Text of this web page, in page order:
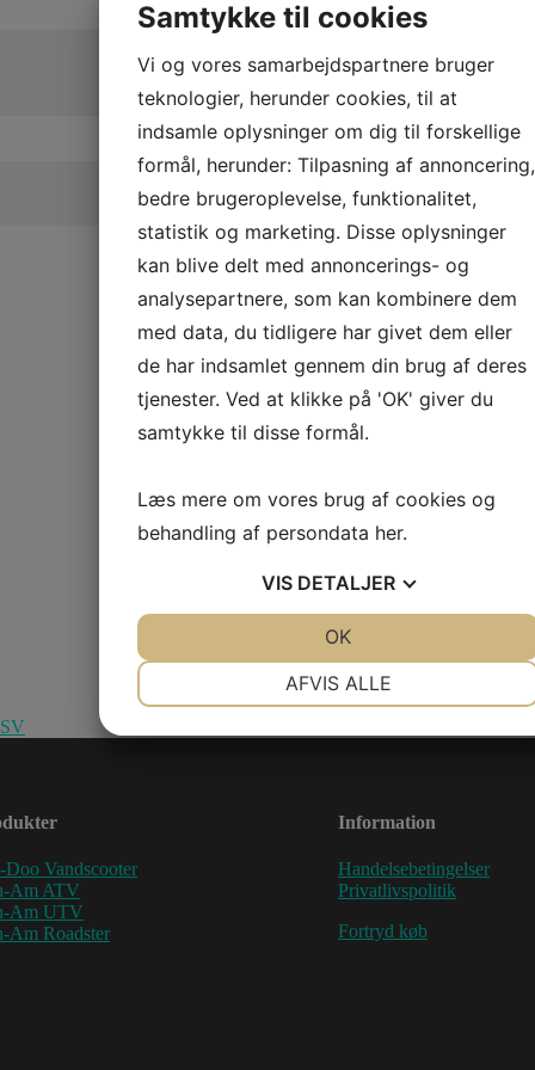
Doo Vandscooter
Am ATV
Am UTV
Am Roadster
Information
Handelsebetingelser
Privatlivspolitik
Fortryd køb
Samtykke til cookies
Vi og vores samarbejdspartnere bruger
teknologier, herunder cookies, til at
indsamle oplysninger om dig til forskellige
formål, herunder: Tilpasning af annoncering,
bedre brugeroplevelse, funktionalitet,
statistik og marketing. Disse oplysninger
kan blive delt med annoncerings- og
analysepartnere, som kan kombinere dem
med data, du tidligere har givet dem eller
de har indsamlet gennem din brug af deres
tjenester. Ved at klikke på 'OK' giver du
samtykke til disse formål.
Læs mere om vores brug af cookies og
behandling af persondata her.
VIS DETALJER
AFVIS ALLE
OK